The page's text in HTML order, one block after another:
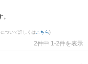
ついて詳しくはこちら)
2件中 1-2件を表示